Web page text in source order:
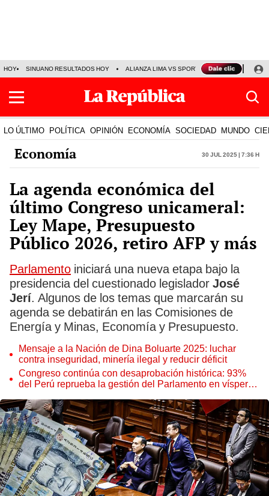
HOY SINUANO RESULTADOS HOY ALIANZA LIMA VS SPORT BOYS JORGE
LO ÚLTIMO POLÍTICA OPINIÓN ECONOMÍA SOCIEDAD MUNDO
Economía 30 Jul 2025 | 7:36 h
La agenda económica del
último Congreso unicameral:
Ley Mape, Presupuesto
Público 2026, retiro AFP y más
Parlamento iniciará una nueva etapa bajo la
presidencia del cuestionado legislador José
Jerí. Algunos de los temas que marcarán su
agenda se debatirán en las Comisiones de
Energía y Minas, Economía y Presupuesto.
Mensaje a la Nación de Dina Boluarte 2025: luchar
contra inseguridad, minería ilegal y reducir déficit
Congreso continúa con desaprobación histórica: 93%
del Perú reprueba la gestión del Parlamento en vísperas